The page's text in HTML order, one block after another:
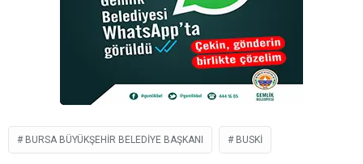
BURSA BÜYÜKŞEHIR BELEDIYE BAŞKANI BUSKI